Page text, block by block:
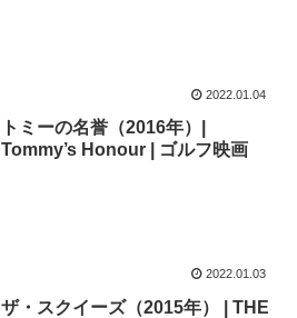
2022.01.04
トミーの名誉（2016年）|
Tommy’s Honour | ゴルフ映画
2022.01.03
ザ・スクイーズ（2015年） | THE